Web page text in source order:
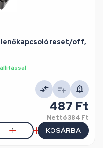
reset/off,
487 Ft
Nettó384 Ft
KOSÁRBA